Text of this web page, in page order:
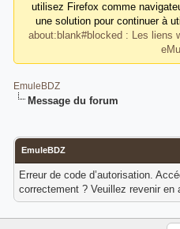
utilisez Firefox comme
une solution pour continuer à
about:blank#blocked : Les liens
EmuleBDZ
Message du forum
EmuleBDZ
Erreur de code d’autorisation.
correctement ? Veuillez revenir en